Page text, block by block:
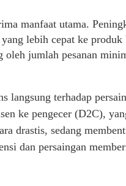
manfaat utama.
lebih cepat ke produk
jumlah pesanan
langsung terhadap
ke pengecer (D2C),
drastis, sedang
dan persaingan